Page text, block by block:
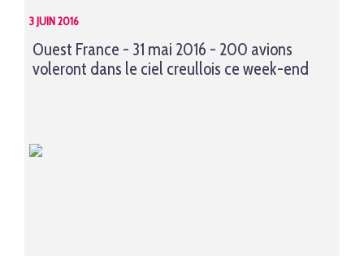
3 JUIN 2016
Ouest France - 31 mai 2016 - 200 avions
voleront dans le ciel creullois ce week-end